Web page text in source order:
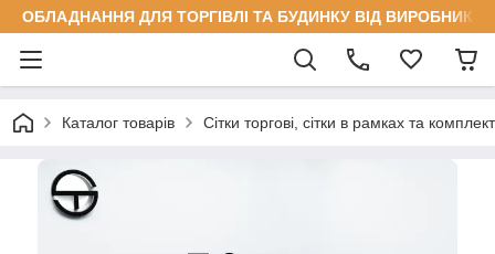
ОБЛАДНАННЯ ДЛЯ ТОРГІВЛІ ТА БУДИНКУ ВІД ВИРОБНИКА
Каталог товарів Сітки торгові, сітки в рамках та